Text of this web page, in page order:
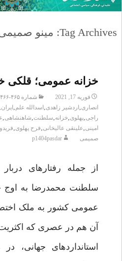
Tag Archives: مینو صمیمی
خزانه عمومی؛
فوریه 17, 2021 شماره ۴۶۵-۴۶۶– بهمن۹۹
انصاری, اردشیر زاهدی, اسدالله علم, ایران,
راجی,پهلوی,خزانه,سلطنت,شاهنشاهی,
امینی,علینقی عالیخانی,فرح پهلوی,
صمیمی
p1404pasdar
از جمله رفتارهای
سلطنت محمدرضا به اوج
عمومی کشور به ملک
آن هم در عصری که
استانداردهای جهانی،